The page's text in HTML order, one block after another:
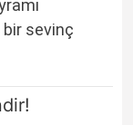
sevinç